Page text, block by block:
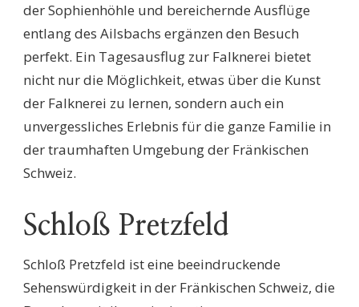
der Sophienhöhle und bereichernde Ausflüge
entlang des Ailsbachs ergänzen den Besuch
perfekt. Ein Tagesausflug zur Falknerei bietet
nicht nur die Möglichkeit, etwas über die Kunst
der Falknerei zu lernen, sondern auch ein
unvergessliches Erlebnis für die ganze Familie in
der traumhaften Umgebung der Fränkischen
Schweiz.
Schloß Pretzfeld
Schloß Pretzfeld ist eine beeindruckende
Sehenswürdigkeit in der Fränkischen Schweiz, die